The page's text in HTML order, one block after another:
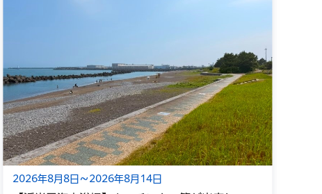
2026年8月8日～2026年8月14日